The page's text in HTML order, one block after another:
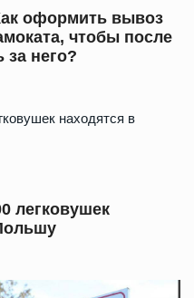
оформить вывоз
чтобы после
за него?
легковушек